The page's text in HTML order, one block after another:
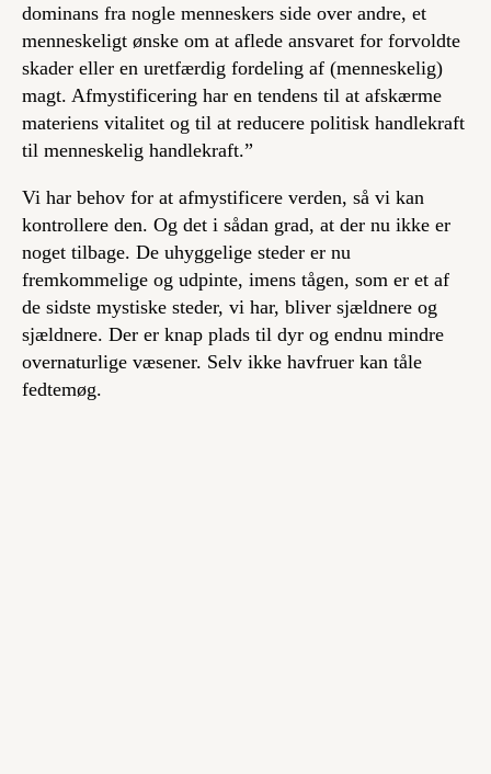
dominans fra nogle menneskers side over andre, et
menneskeligt ønske om at aflede ansvaret for forvoldte
skader eller en uretfærdig fordeling af (menneskelig)
magt. Afmystificering har en tendens til at afskærme
materiens vitalitet og til at reducere politisk handlekraft
til menneskelig handlekraft.”
Vi har behov for at afmystificere verden, så vi kan
kontrollere den. Og det i sådan grad, at der nu ikke er
noget tilbage. De uhyggelige steder er nu
fremkommelige og udpinte, imens tågen, som er et af
de sidste mystiske steder, vi har, bliver sjældnere og
sjældnere. Der er knap plads til dyr og endnu mindre
overnaturlige væsener. Selv ikke havfruer kan tåle
fedtemøg.